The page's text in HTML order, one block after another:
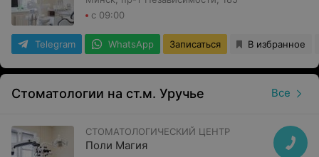
противопоказания и побочные реакции.
с 09:00
Telegram WhatsApp Записаться В избранное
Стоматологии на ст.м. Уручье Все
СТОМАТОЛОГИЧЕСКИЙ ЦЕНТР
Поли Магия